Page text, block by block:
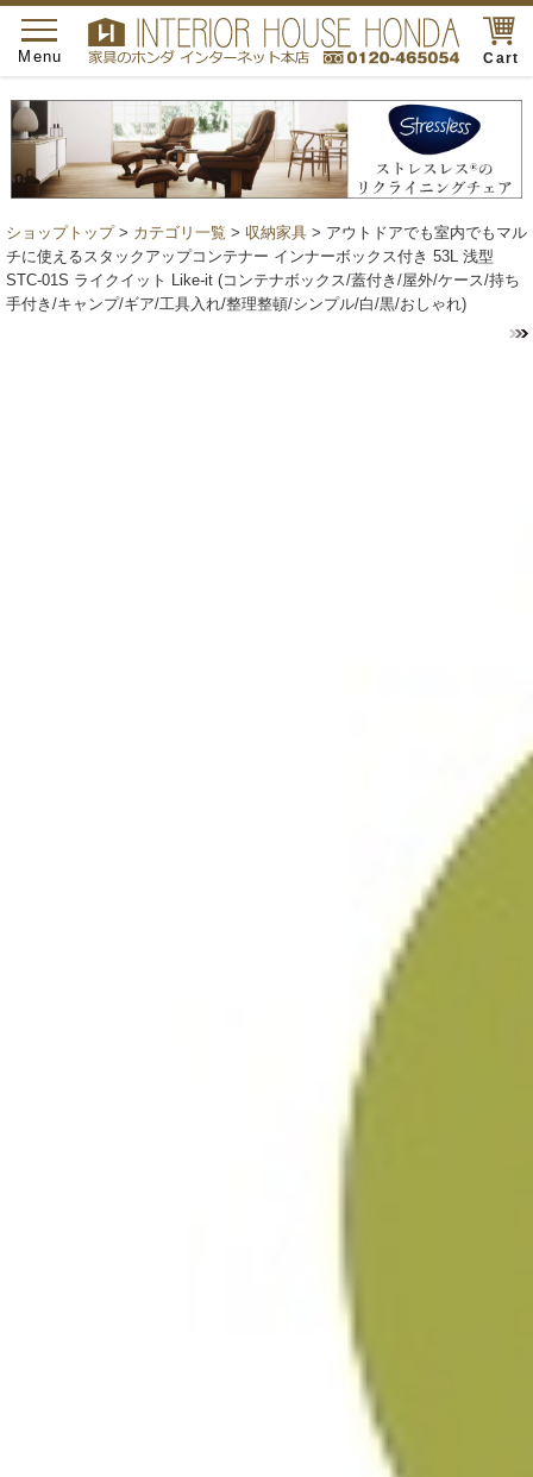
Cart
toggle
navigation
Menu
ショップトップ> カテゴリ一覧 > 収納家具 > アウトドアでも室内でもマル
チに使えるスタックアップコンテナー インナーボックス付き 53L 浅型
STC-01S ライクイット Like-it (コンテナボックス/蓋付き/屋外/ケース/持ち
手付き/キャンプ/ギア/工具入れ/整理整頓/シンプル/白/黒/おしゃれ)